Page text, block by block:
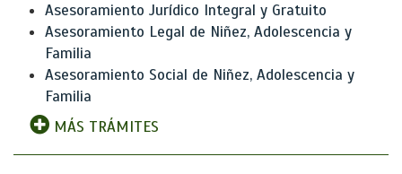
Asesoramiento Jurídico Integral y Gratuito
Asesoramiento Legal de Niñez, Adolescencia y
Familia
Asesoramiento Social de Niñez, Adolescencia y
Familia
MÁS TRÁMITES